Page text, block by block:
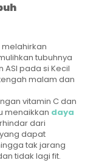
tubuhnya
pada si Kecil
malam dan
vitamin C dan
menaikkan daya
dari
dapat
tak jarang
tidak lagi fit.